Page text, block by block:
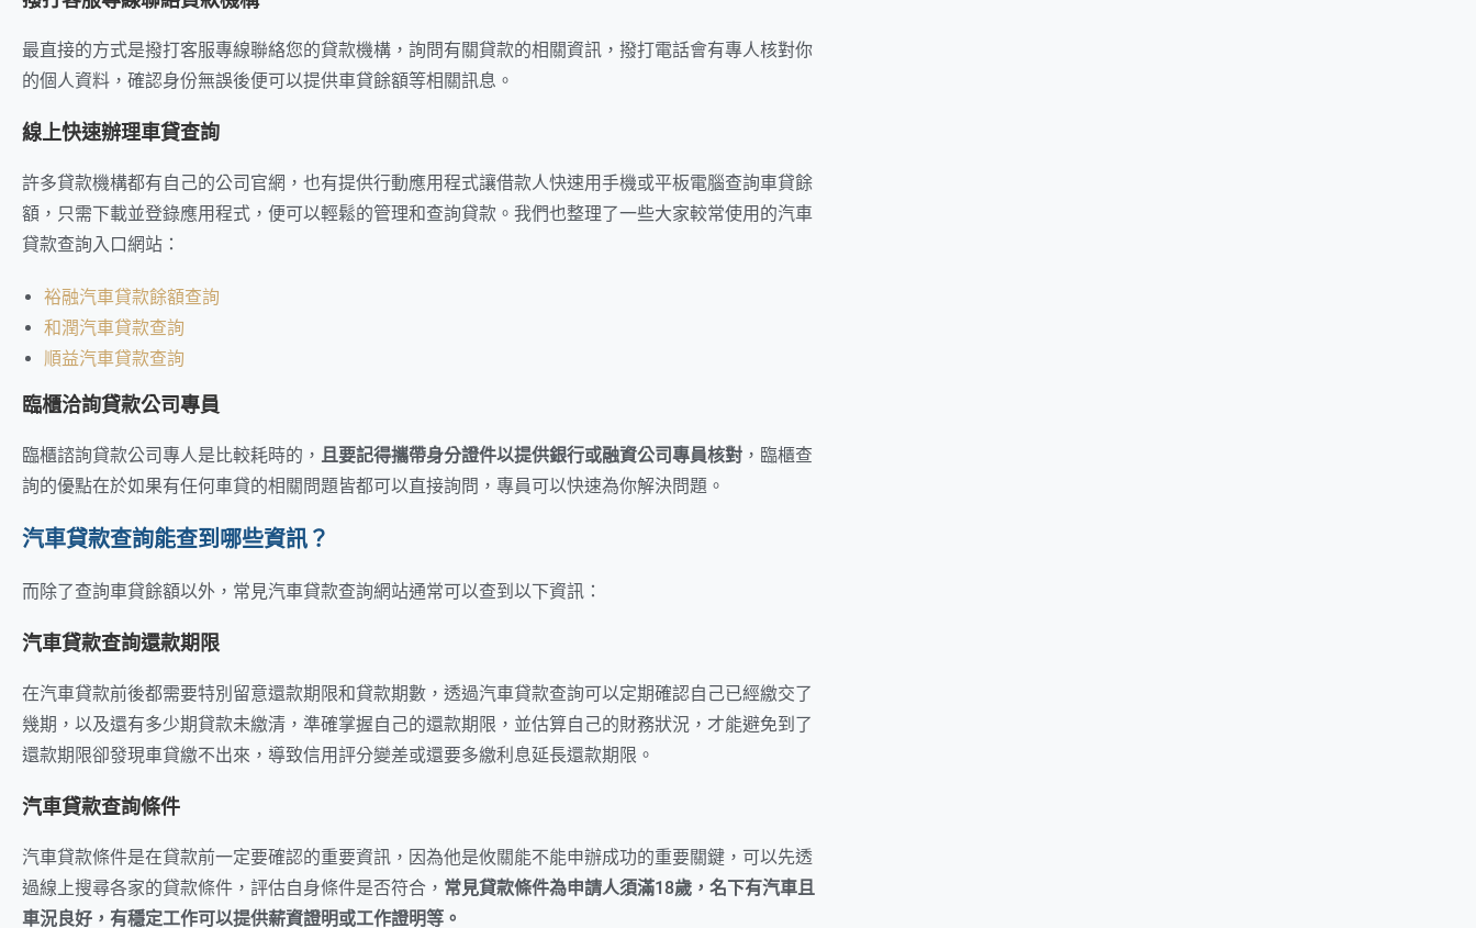
最直接的方式是撥打客服專線聯絡您的貸款機構，詢問有關貸款的相關資訊，撥打電話會有專人核對你
的個人資料，確認身份無誤後便可以提供車貸餘額等相關訊息。
線上快速辦理車貸查詢
許多貸款機構都有自己的公司官網，也有提供行動應用程式讓借款人快速用手機或平板電腦查詢車貸餘
額，只需下載並登錄應用程式，便可以輕鬆的管理和查詢貸款。我們也整理了一些大家較常使用的汽車
貸款查詢入口網站：
裕融汽車貸款餘額查詢
和潤汽車貸款查詢
順益汽車貸款查詢
臨櫃洽詢貸款公司專員
臨櫃諮詢貸款公司專人是比較耗時的， 且要記得攜帶身分證件以提供銀行或融資公司專員核對 ，臨櫃查
詢的優點在於如果有任何車貸的相關問題皆都可以直接詢問，專員可以快速為你解決問題。
汽車貸款查詢能查到哪些資訊？
而除了查詢車貸餘額以外，常見汽車貸款查詢網站通常可以查到以下資訊：
汽車貸款查詢還款期限
在汽車貸款前後都需要特別留意還款期限和貸款期數，透過汽車貸款查詢可以定期確認自己已經繳交了
幾期，以及還有多少期貸款未繳清，準確掌握自己的還款期限，並估算自己的財務狀況，才能避免到了
還款期限卻發現車貸繳不出來，導致信用評分變差或還要多繳利息延長還款期限。
汽車貸款查詢條件
汽車貸款條件是在貸款前一定要確認的重要資訊，因為他是攸關能不能申辦成功的重要關鍵，可以先透
過線上搜尋各家的貸款條件，評估自身條件是否符合， 常見貸款條件為申請人須滿18歲，名下有汽車且
車況良好，有穩定工作可以提供薪資證明或工作證明等。